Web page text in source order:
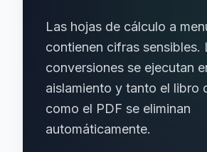
Las hojas de cálculo a
contienen cifras sensibles.
conversiones se ejecutan
aislamiento y tanto el libro
como el PDF se eliminan
automáticamente.